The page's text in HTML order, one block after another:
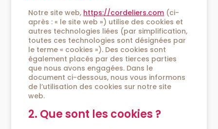
Notre site web, https://cordeliers.com (ci-
après : « le site web ») utilise des cookies et
autres technologies liées (par simplification,
toutes ces technologies sont désignées par
le terme « cookies »). Des cookies sont
également placés par des tierces parties
que nous avons engagées. Dans le
document ci-dessous, nous vous informons
de l’utilisation des cookies sur notre site
web.
2. Que sont les cookies ?